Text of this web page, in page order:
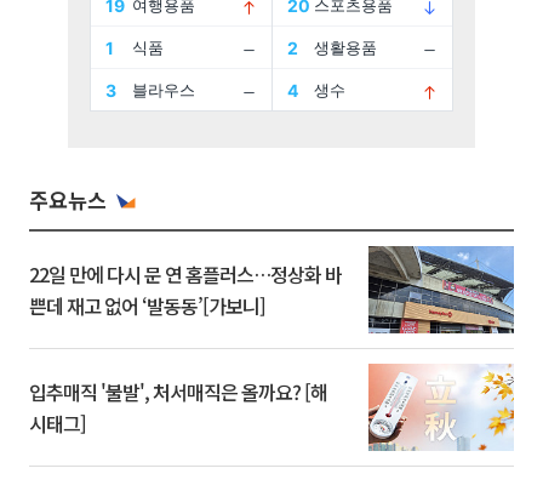
주요뉴스
22일 만에 다시 문 연 홈플러스…정상화 바
쁜데 재고 없어 ‘발동동’[가보니]
입추매직 '불발', 처서매직은 올까요? [해
시태그]